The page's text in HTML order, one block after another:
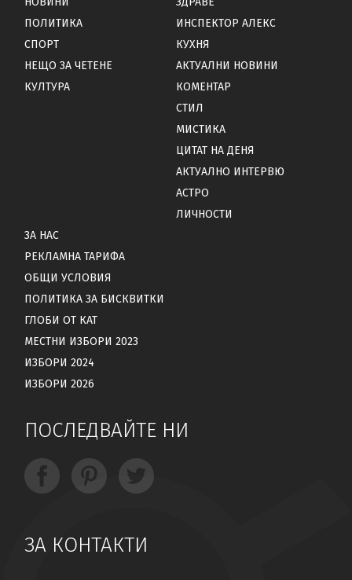
ПОЛИТИКА
СПОРТ
НЕЩО ЗА ЧЕТЕНЕ
КУЛТУРА
ИНСПЕКТОР АЛЕКС
КУХНЯ
АКТУАЛНИ НОВИНИ
КОМЕНТАР
СТИЛ
МИСТИКА
ЦИТАТ НА ДЕНЯ
АКТУАЛНО ИНТЕРВЮ
АСТРО
ЛИЧНОСТИ
ЗА НАС
РЕКЛАМНА ТАРИФА
ОБЩИ УСЛОВИЯ
ПОЛИТИКА ЗА БИСКВИТКИ
ГЛОБИ ОТ КАТ
МЕСТНИ ИЗБОРИ 2023
ИЗБОРИ 2024
ИЗБОРИ 2026
ПОСЛЕДВАЙТЕ НИ
ЗА КОНТАКТИ